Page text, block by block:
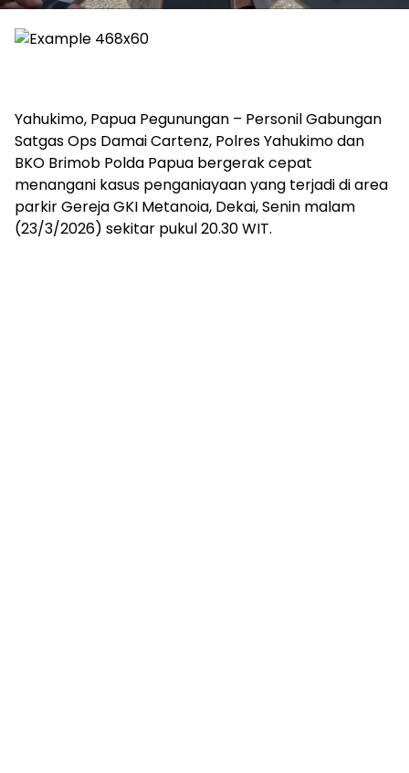
Yahukimo, Papua Pegunungan – Personil Gabungan
Satgas Ops Damai Cartenz, Polres Yahukimo dan
BKO Brimob Polda Papua bergerak cepat
menangani kasus penganiayaan yang terjadi di area
parkir Gereja GKI Metanoia, Dekai, Senin malam
(23/3/2026) sekitar pukul 20.30 WIT.